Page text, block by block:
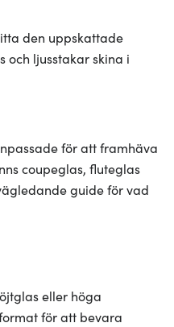
den uppskattade
och ljusstakar skina i
för att framhäva
coupeglas, fluteglas
guide för vad
eller höga
för att bevara